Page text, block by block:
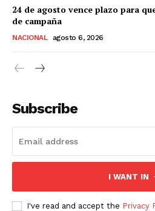
24 de agosto vence plazo para
de campaña
NACIONAL agosto 6, 2026
Subscribe
I WANT IN
I've read and accept the Privacy